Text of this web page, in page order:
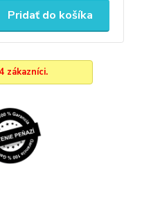
Pridať do košíka
zákazníci.